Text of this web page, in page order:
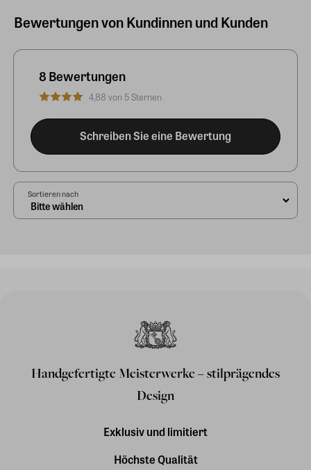
Bewertungen von Kundinnen und Kunden
8 Bewertungen
4,88 von 5 Sternen
Schreiben Sie eine Bewertung
Sortieren nach
Handgefertigte Meisterwerke – stilprägendes
Design
Exklusiv und limitiert
Höchste Qualität